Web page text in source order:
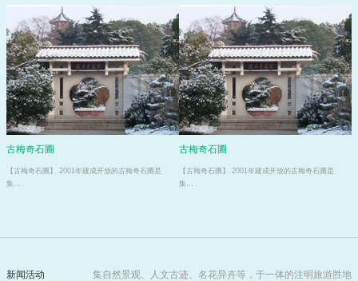
古梅奇石圃
【古梅奇石圃】 2001年建成开放的古梅奇石圃是
集…
古梅奇石圃
【古梅奇石圃】 2001年建成开放的古梅奇石圃是
集…
新闻活动 集自然景观、人文古迹、名花异卉等，于一体的注明旅游胜地